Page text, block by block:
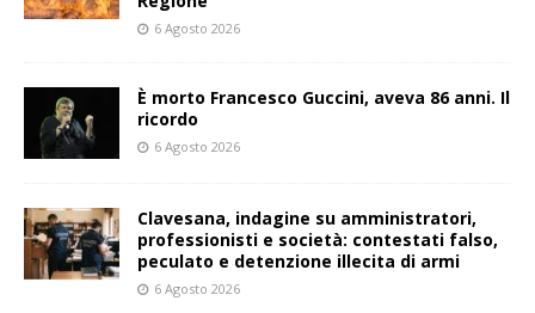
6 Agosto 2026
È morto Francesco Guccini, aveva 86 anni. Il
ricordo
6 Agosto 2026
Clavesana, indagine su amministratori,
professionisti e società: contestati falso,
peculato e detenzione illecita di armi
6 Agosto 2026